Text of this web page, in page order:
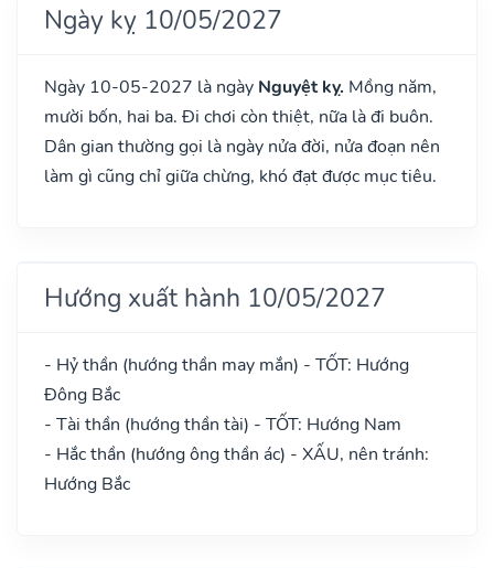
Ngày kỵ 10/05/2027
Ngày 10-05-2027 là ngày Nguyệt kỵ. Mồng năm,
mười bốn, hai ba. Đi chơi còn thiệt, nữa là đi buôn.
Dân gian thường gọi là ngày nửa đời, nửa đoạn nên
làm gì cũng chỉ giữa chừng, khó đạt được mục tiêu.
Hướng xuất hành 10/05/2027
- Hỷ thần (hướng thần may mắn) - TỐT: Hướng
Đông Bắc
- Tài thần (hướng thần tài) - TỐT: Hướng Nam
- Hắc thần (hướng ông thần ác) - XẤU, nên tránh:
Hướng Bắc